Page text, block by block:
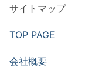
イ
サイトマップ
TOP PAGE
会社概要